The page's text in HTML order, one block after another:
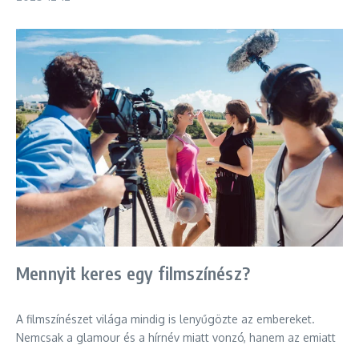
Mennyit keres egy filmszínész?
A filmszínészet világa mindig is lenyűgözte az embereket.
Nemcsak a glamour és a hírnév miatt vonzó, hanem az emiatt